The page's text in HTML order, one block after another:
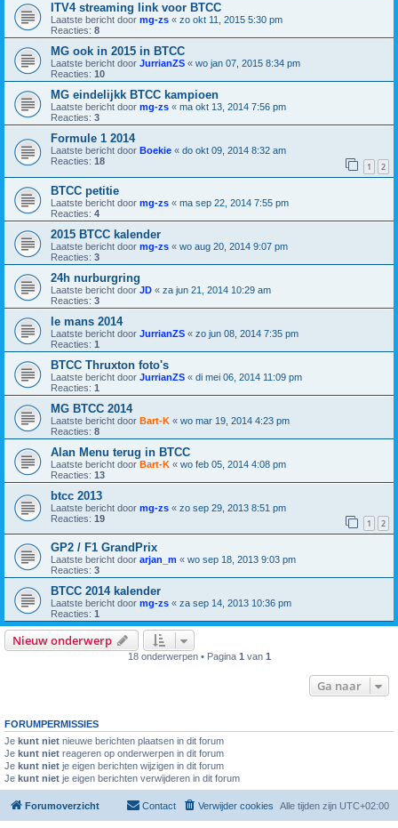
ITV4 streaming link voor BTCC
Laatste bericht door mg-zs « zo okt 11, 2015 5:30 pm
Reacties: 8
MG ook in 2015 in BTCC
Laatste bericht door JurrianZS « wo jan 07, 2015 8:34 pm
Reacties: 10
MG eindelijkk BTCC kampioen
Laatste bericht door mg-zs « ma okt 13, 2014 7:56 pm
Reacties: 3
Formule 1 2014
Laatste bericht door Boekie « do okt 09, 2014 8:32 am
Reacties: 18 1 2
BTCC petitie
Laatste bericht door mg-zs « ma sep 22, 2014 7:55 pm
Reacties: 4
2015 BTCC kalender
Laatste bericht door mg-zs « wo aug 20, 2014 9:07 pm
Reacties: 3
24h nurburgring
Laatste bericht door JD « za jun 21, 2014 10:29 am
Reacties: 3
le mans 2014
Laatste bericht door JurrianZS « zo jun 08, 2014 7:35 pm
Reacties: 1
BTCC Thruxton foto's
Laatste bericht door JurrianZS « di mei 06, 2014 11:09 pm
Reacties: 1
MG BTCC 2014
Laatste bericht door Bart-K « wo mar 19, 2014 4:23 pm
Reacties: 8
Alan Menu terug in BTCC
Laatste bericht door Bart-K « wo feb 05, 2014 4:08 pm
Reacties: 13
btcc 2013
Laatste bericht door mg-zs « zo sep 29, 2013 8:51 pm
Reacties: 19 1 2
GP2 / F1 GrandPrix
Laatste bericht door arjan_m « wo sep 18, 2013 9:03 pm
Reacties: 3
BTCC 2014 kalender
Laatste bericht door mg-zs « za sep 14, 2013 10:36 pm
Reacties: 1
Nieuw onderwerp
18 onderwerpen • Pagina 1 van 1
Ga naar
FORUMPERMISSIES
Je kunt niet nieuwe berichten plaatsen in dit forum
Je kunt niet reageren op onderwerpen in dit forum
Je kunt niet je eigen berichten wijzigen in dit forum
Je kunt niet je eigen berichten verwijderen in dit forum
Forumoverzicht Alle tijden zijn UTC+02:00
Verwijder cookies
Contact